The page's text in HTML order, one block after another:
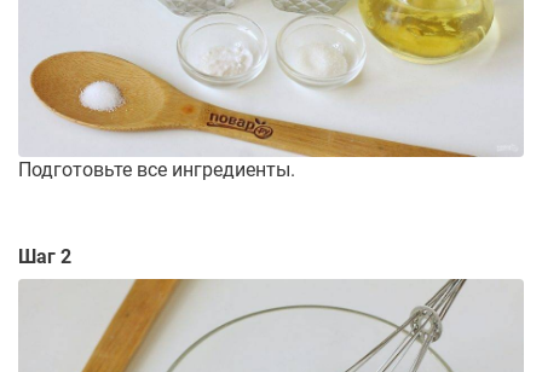
Подготовьте все ингредиенты.
Шаг 2